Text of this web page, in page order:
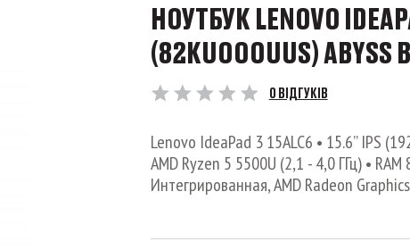
НОУТБУК LENOVO
(82KU000UUS) ABYSS
0 ВІДГУКІВ
Lenovo IdeaPad 3 15ALC6 • 15.6’’ IPS
AMD Ryzen 5 5500U (2,1 - 4,0 ГГц) • RAM
Интегрированная, AMD Radeon